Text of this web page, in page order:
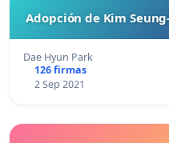
Adopción de Kim
Dae Hyun Park
126 firmas
2 Sep 2021